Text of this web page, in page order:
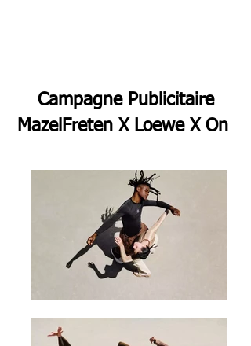
Campagne Publicitaire
MazelFreten X Loewe X On